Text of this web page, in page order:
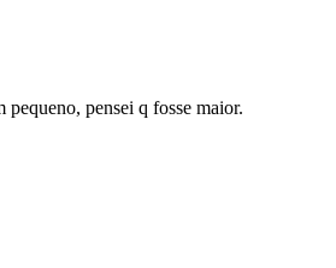
pensei q fosse maior.